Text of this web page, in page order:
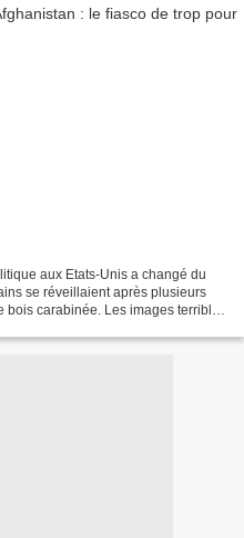
aux Etats-Unis a changé du
se réveillaient après plusieurs
carabinée. Les images terribles